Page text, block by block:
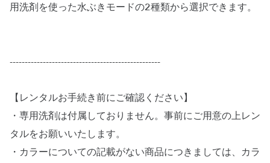
用洗剤を使った水ぶきモードの2種類から選択できます。
--------------------------------------------------
【レンタルお手続き前にご確認ください】
・専用洗剤は付属しておりません。事前にご用意の上レン
タルをお願いいたします。
・カラーについての記載がない商品につきましては、カラ